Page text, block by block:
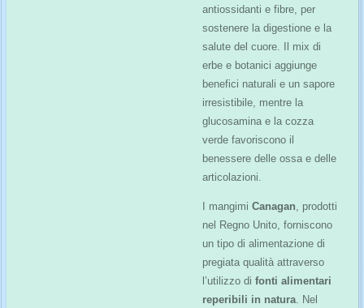
antiossidanti e fibre, per
sostenere la digestione e la
salute del cuore. Il mix di
erbe e botanici aggiunge
benefici naturali e un sapore
irresistibile, mentre la
glucosamina e la cozza
verde favoriscono il
benessere delle ossa e delle
articolazioni.
I mangimi Canagan, prodotti
nel Regno Unito, forniscono
un tipo di alimentazione di
pregiata qualità attraverso
l’utilizzo di fonti alimentari
reperibili in natura. Nel